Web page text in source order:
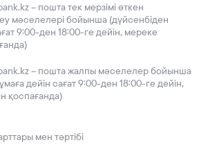
– пошта тек мерзімі өткен
мәселелері бойынша (дүйсенбіден
9:00-ден 18:00-ге дейін, мереке
– пошта жалпы мәселелер бойынша
дейін сағат 9:00-ден 18:00-ге дейін,
қоспағанда)
мен тәртібі